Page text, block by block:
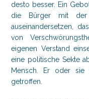
desto besser. Ein
die Bürger mit der
auseinandersetzen,
von
eigenen Verstand
eine politische Sekte
Mensch. Er oder sie
getroffen.